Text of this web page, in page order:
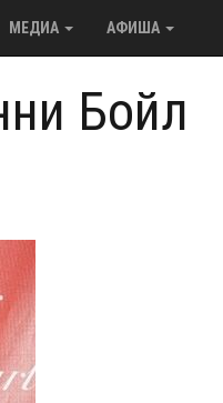
МЕДИА АФИША
Бойл